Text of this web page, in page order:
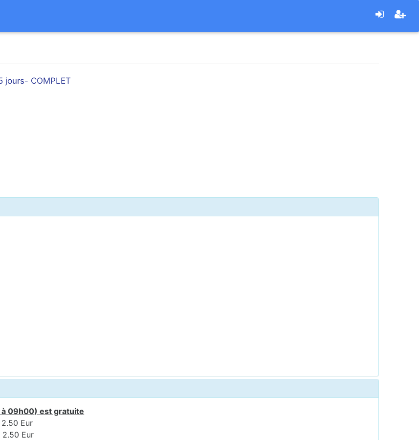
jours- COMPLET
09h00) est gratuite
Eur
2.50 Eur